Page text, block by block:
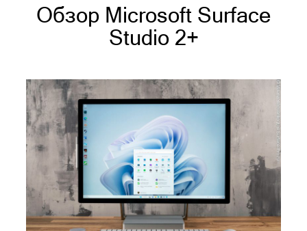
Обзор Microsoft Surface
Studio 2+